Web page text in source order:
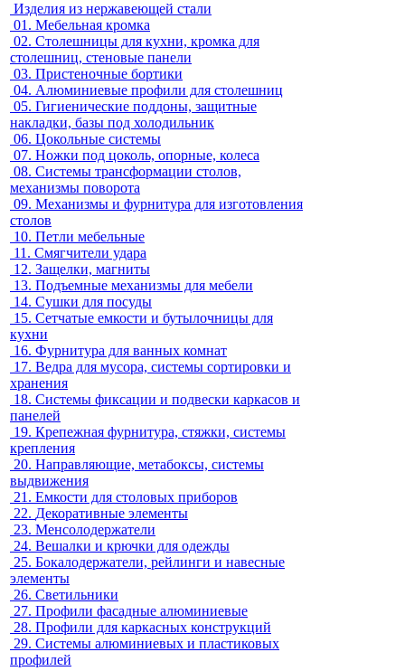
Изделия из нержавеющей стали
01. Мебельная кромка
02. Столешницы для кухни, кромка для
столешниц, стеновые панели
03. Пристеночные бортики
04. Алюминиевые профили для столешниц
05. Гигиенические поддоны, защитные
накладки, базы под холодильник
06. Цокольные системы
07. Ножки под цоколь, опорные, колеса
08. Системы трансформации столов,
механизмы поворота
09. Механизмы и фурнитура для изготовления
столов
10. Петли мебельные
11. Смягчители удара
12. Защелки, магниты
13. Подъемные механизмы для мебели
14. Сушки для посуды
15. Сетчатые емкости и бутылочницы для
кухни
16. Фурнитура для ванных комнат
17. Ведра для мусора, системы сортировки и
хранения
18. Системы фиксации и подвески каркасов и
панелей
19. Крепежная фурнитура, стяжки, системы
крепления
20. Направляющие, метабоксы, системы
выдвижения
21. Емкости для столовых приборов
22. Декоративные элементы
23. Менсолодержатели
24. Вешалки и крючки для одежды
25. Бокалодержатели, рейлинги и навесные
элементы
26. Светильники
27. Профили фасадные алюминиевые
28. Профили для каркасных конструкций
29. Системы алюминиевых и пластиковых
профилей